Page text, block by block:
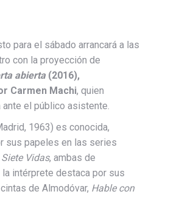
para el sábado arrancará a las
con la proyección de
abierta (2016),
Carmen Machi, quien
ante el público asistente.
1963) es conocida,
sus papeles en las series
Siete Vidas, ambas de
la intérprete destaca por sus
de Almodóvar, Hable con